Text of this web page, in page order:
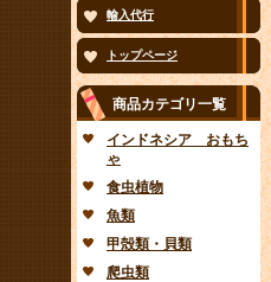
輸入代行
トップページ
商品カテゴリ一覧
インドネシア おもち
ゃ
食虫植物
魚類
甲殻類・貝類
爬虫類